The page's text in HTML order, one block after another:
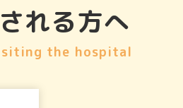
れる方へ
the hospital